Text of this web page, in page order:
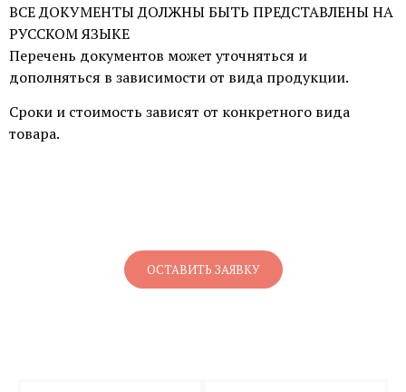
ВСЕ ДОКУМЕНТЫ ДОЛЖНЫ БЫТЬ ПРЕДСТАВЛЕНЫ НА
РУССКОМ ЯЗЫКЕ
Перечень документов может уточняться и
дополняться в зависимости от вида продукции.
Сроки и стоимость зависят от конкретного вида
товара.
ОСТАВИТЬ ЗАЯВКУ